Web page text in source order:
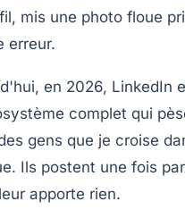
mis une photo floue
erreur.
en 2026, LinkedIn
complet qui
gens que je croise
Ils postent une fois
apporte rien.